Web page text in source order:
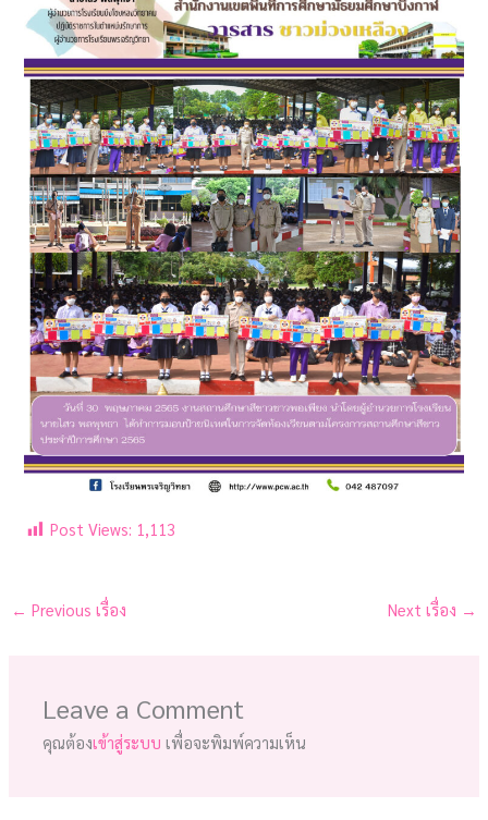
Post Views: 1,113
← Previous เรื่อง Next เรื่อง →
Leave a Comment
คุณต้องเข้าสู่ระบบ เพื่อจะพิมพ์ความเห็น